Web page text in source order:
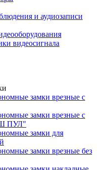
и аудиозаписи
видеосигнала
замки врезные с
замки врезные с
ПУЛ"
замки для
замки врезные без